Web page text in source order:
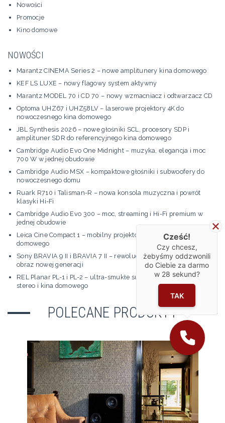
Nowości
Promocje
Kino domowe
NOWOŚCI
Marantz CINEMA Series 2 – nowe amplitunery kina domowego
KEF LS LUXE – nowy flagowy system aktywny
Marantz MODEL 70 i CD 70 – nowy wzmacniacz i odtwarzacz CD
Optoma UHZ67 i UHZ58LV – laserowe projektory 4K do
nowoczesnego kina domowego
JBL Synthesis 2026 – nowe głośniki SCL, procesory SDP i
amplituner SDR do referencyjnego kina domowego
Cambridge Audio Evo One Midnight – muzyka, elegancja i moc
700 W w jednej obudowie
Cambridge Audio MSX – kompaktowe głośniki i subwoofery do
nowoczesnego domu
Ruark R710 i Talisman-R – nowa konsola muzyczna i powrót
klasyki Hi-Fi
Cambridge Audio Evo 300 – moc, streaming i Hi-Fi premium w
jednej obudowie
Leica Cine Compact 1 – mobilny projektor 4K premium do kina
domowego
Sony BRAVIA 9 II i BRAVIA 7 II – rewolucja True RGB i kinowy
obraz nowej generacji
REL Planar PL-1 i PL-2 – ultra-smukłe subwoofery premium do
stereo i kina domowego
POLECANE PRODUKTY
Cześć!
Czy chcesz,
żebyśmy oddzwonili
do Ciebie za darmo
w 28 sekund?
TAK